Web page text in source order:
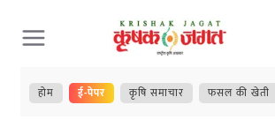
Skip
to
content
होम ई-पेपर कृषि समाचार फसल की खेती